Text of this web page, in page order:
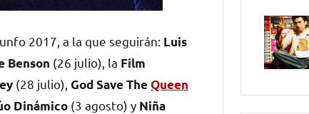
2017, a la que seguirán: Luis
Benson (26 julio), la Film
(28 julio), God Save TheQueen
Dinámico (3 agosto) y Niña